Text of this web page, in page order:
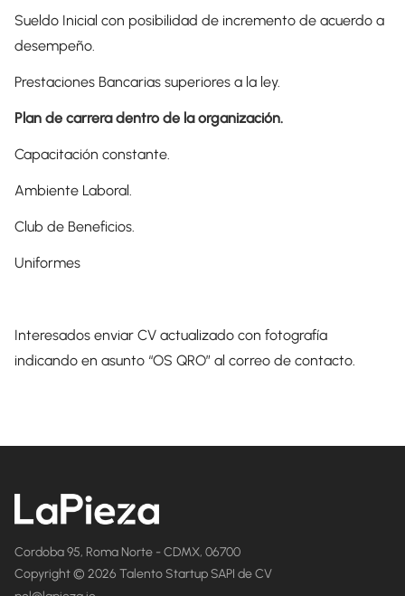
Sueldo Inicial con posibilidad de incremento de acuerdo a
desempeño.
Prestaciones Bancarias superiores a la ley.
Plan de carrera dentro de la organización.
Capacitación constante.
Ambiente Laboral.
Club de Beneficios.
Uniformes
Interesados enviar CV actualizado con fotografía
indicando en asunto “OS QRO” al correo de contacto.
Cordoba 95, Roma Norte - CDMX, 06700
Copyright © 2026 Talento Startup SAPI de CV